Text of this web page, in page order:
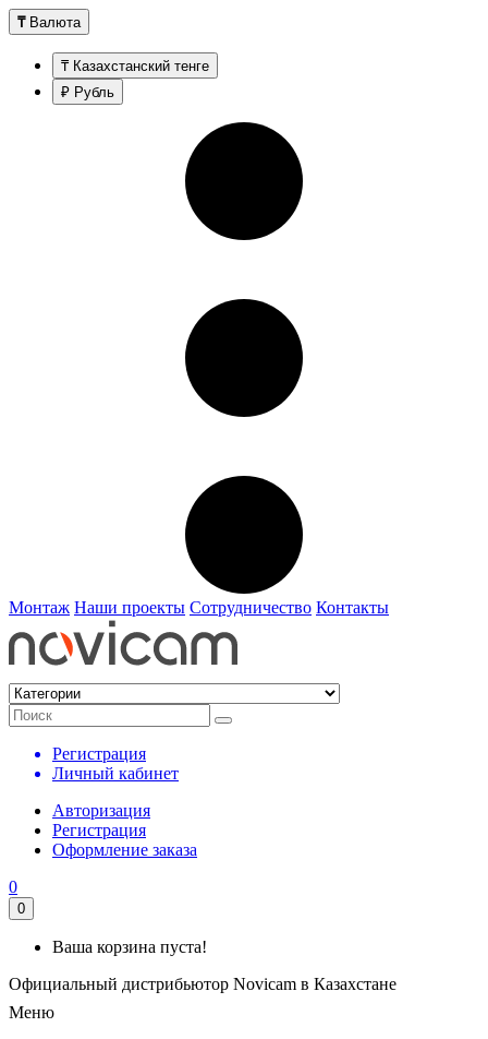
₸ Валюта
₸ Казахстанский тенге
₽ Рубль
Монтаж Наши проекты Сотрудничество Контакты
Регистрация
Личный кабинет
Авторизация
Регистрация
Оформление заказа
0
0
Ваша корзина пуста!
Официальный дистрибьютор Novicam в Казахстане
Меню